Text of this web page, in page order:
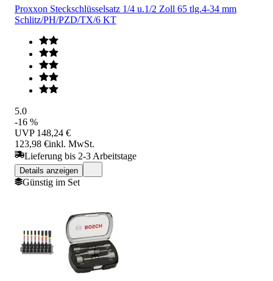
Proxxon Steckschlüsselsatz 1/4 u.1/2 Zoll 65 tlg.4-34 mm
Schlitz/PH/PZD/TX/6 KT
5.0
-16 %
UVP 148,24 €
123,98 €inkl. MwSt.
Lieferung bis 2-3 Arbeitstage
Details anzeigen
Günstig im Set